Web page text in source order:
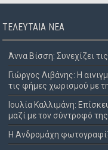
ΤΕΛΕΥΤΑΊΑ ΝΈΑ
Άννα Βίσση: Συνεχίζει
Γιώργος Λιβάνης: Η
τις φήμες χωρισμού με
Ιουλία Καλλιμάνη:
μαζί με τον σύντροφό της
Η Ανδρομάχη